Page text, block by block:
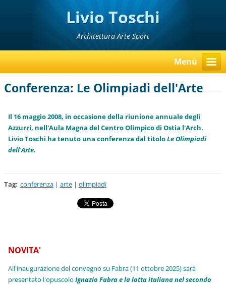
Livio Toschi
Architettura Arte Sport
Menù
Conferenza: Le Olimpiadi dell'Arte
Il 16 maggio 2008, in occasione della riunione annuale degli
Azzurri, nell'Aula Magna del Centro Olimpico di Ostia l'Arch.
Livio Toschi ha tenuto una conferenza dal titoloLe Olimpiadi
dell'Arte.
Tag: conferenza | arte | olimpiadi
NOVITA'
All'inaugurazione del convegno su Fabra (11 ottobre 2025) sarà
presentato l'opuscoloIgnazio Fabra e la lotta italiana nel secondo